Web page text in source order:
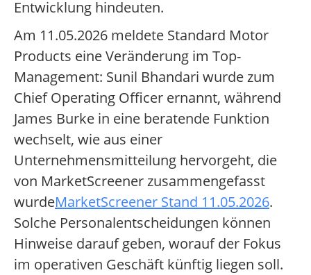
Entwicklung hindeuten.
Am 11.05.2026 meldete Standard Motor
Products eine Veränderung im Top-
Management: Sunil Bhandari wurde zum
Chief Operating Officer ernannt, während
James Burke in eine beratende Funktion
wechselt, wie aus einer
Unternehmensmitteilung hervorgeht, die
von MarketScreener zusammengefasst
wurdeMarketScreener Stand 11.05.2026.
Solche Personalentscheidungen können
Hinweise darauf geben, worauf der Fokus
im operativen Geschäft künftig liegen soll.